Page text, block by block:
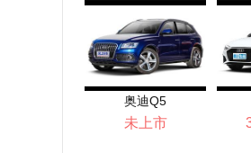
奥迪Q5
未上市